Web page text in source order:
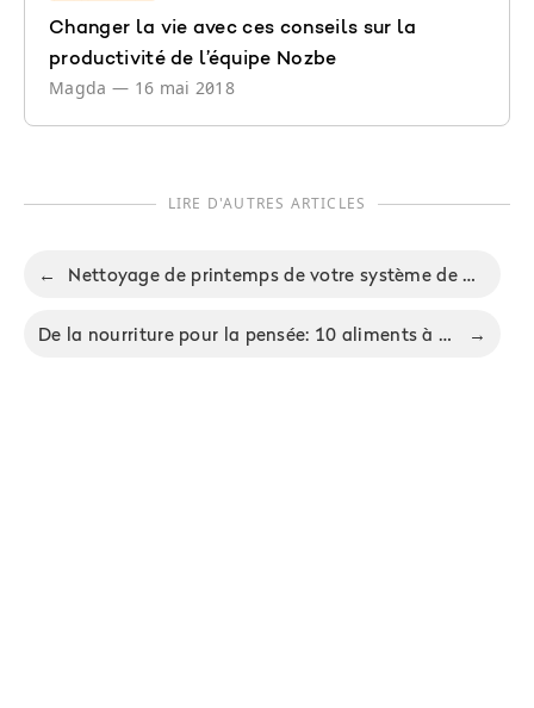
Changer la vie avec ces conseils sur la
productivité de l’équipe Nozbe
Magda — 16 mai 2018
LIRE D'AUTRES ARTICLES
← Nettoyage de printemps de votre système de productivité - 4 stratégies victorieuses
De la nourriture pour la pensée: 10 aliments à grignoter pour une productivité accrue →